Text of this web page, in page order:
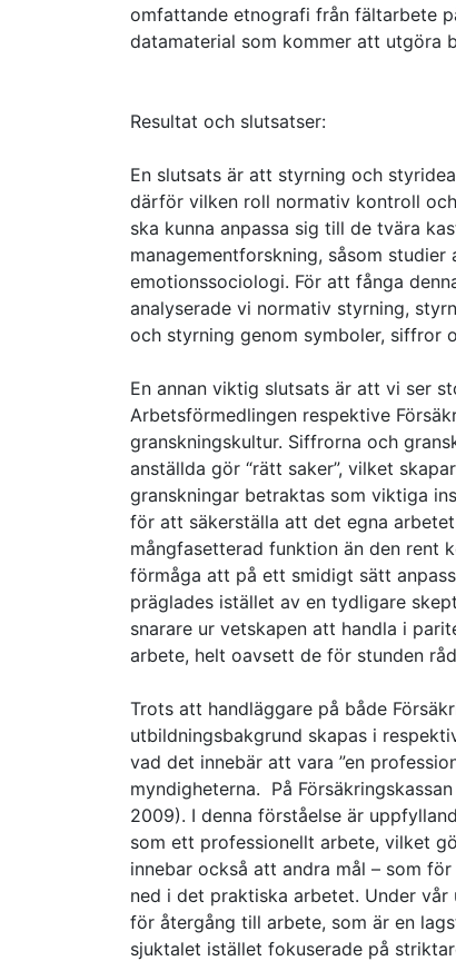
omfattande etnografi från fältarbete
datamaterial som kommer att utgöra
Resultat och slutsatser:
En slutsats är att styrning och
därför vilken roll normativ kontroll
ska kunna anpassa sig till de tvära
managementforskning, såsom
emotionssociologi. För att fånga
analyserade vi normativ styrning,
och styrning genom symboler, siffror
En annan viktig slutsats är att vi ser
Arbetsförmedlingen respektive
granskningskultur. Siffrorna och
anställda gör “rätt saker”, vilket
granskningar betraktas som viktiga
för att säkerställa att det egna
mångfasetterad funktion än den rent
förmåga att på ett smidigt sätt
präglades istället av en tydligare
snarare ur vetskapen att handla i
arbete, helt oavsett de för stunden
Trots att handläggare på både
utbildningsbakgrund skapas i
vad det innebär att vara ”en
myndigheterna. På
2009). I denna förståelse är
som ett professionellt arbete, vilket
innebar också att andra mål – som
ned i det praktiska arbetet. Under
för återgång till arbete, som är en
sjuktalet istället fokuserade på